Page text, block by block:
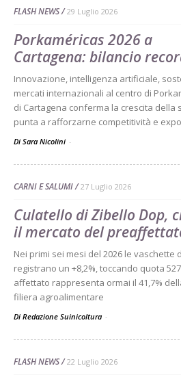
FLASH NEWS 29 Luglio 2026
Porkaméricas 2026 a
Cartagena: bilancio
Innovazione, intelligenza artificiale,
mercati internazionali al centro di
di Cartagena conferma la crescita della
punta a rafforzarne competitività e
Di Sara Nicolini -
CARNI E SALUMI 27 Luglio 2026
Culatello di Zibello Dop,
il mercato del
Nei primi sei mesi del 2026 le vaschette
registrano un +8,2%, toccando quota
affettato rappresenta ormai il 41,7%
filiera agroalimentare
Di Redazione Suinicoltura -
FLASH NEWS 22 Luglio 2026